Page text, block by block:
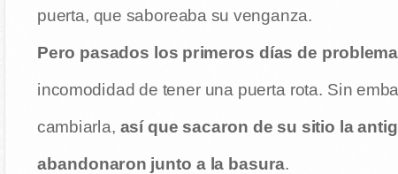
puerta, que saboreaba su venganza.
Pero pasados los primeros días de
incomodidad de tener una puerta rota. Sin
cambiarla, así que sacaron de su sitio la
abandonaron junto a la basura.